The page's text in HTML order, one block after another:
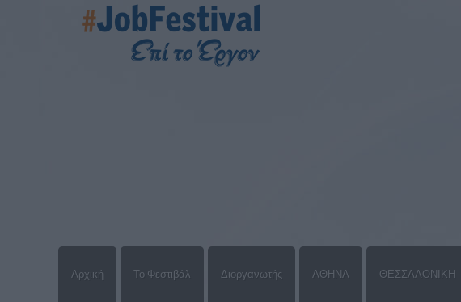
Αρχική Το Φεστιβάλ Διοργανωτής ΑΘΗΝΑ ΘΕΣΣΑΛΟΝΙΚΗ